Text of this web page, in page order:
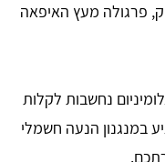
פרגולה מעץ האיפאה
נחשבות לקלות
במנגנון הנעה חשמלי